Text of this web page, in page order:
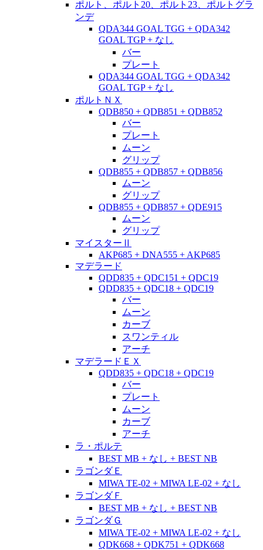
ポルト、ポルト20、ポルト23、ポルトグラ
ンデ
QDA344 GOAL TGG + QDA342
GOAL TGP + なし
バー
プレート
QDA344 GOAL TGG + QDA342
GOAL TGP + なし
ポルトＮＸ
QDB850 + QDB851 + QDB852
バー
プレート
ムーン
グリップ
QDB855 + QDB857 + QDB856
ムーン
グリップ
QDB855 + QDB857 + QDE915
ムーン
グリップ
マイスターⅡ
AKP685 + DNA555 + AKP685
マデラード
QDD835 + QDC151 + QDC19
QDD835 + QDC18 + QDC19
バー
ムーン
カーブ
スワンティル
アーチ
マデラードＥＸ
QDD835 + QDC18 + QDC19
バー
プレート
ムーン
カーブ
アーチ
ラ・ポルテ
BEST MB + なし + BEST NB
ラゴンダＥ
MIWA TE-02 + MIWA LE-02 + なし
ラゴンダＦ
BEST MB + なし + BEST NB
ラゴンダＧ
MIWA TE-02 + MIWA LE-02 + なし
QDK668 + QDK751 + QDK668